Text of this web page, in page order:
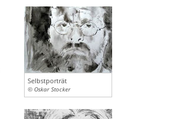
Selbstporträt
© Oskar Stocker